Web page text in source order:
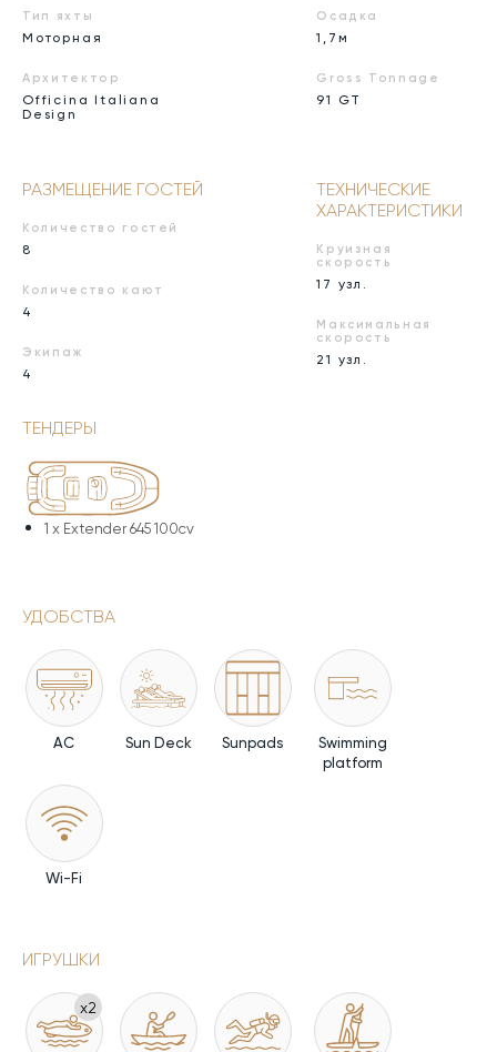
Тип яхты
Моторная
Архитектор
Officina Italiana
Design
Осадка
1,7м
Gross Tonnage
91 GT
РАЗМЕЩЕНИЕ ГОСТЕЙ
Количество гостей
8
Количество кают
4
Экипаж
4
ТЕХНИЧЕСКИЕ
ХАРАКТЕРИСТИКИ
Круизная
скорость
17 узл.
Максимальная
скорость
21 узл.
ТЕНДЕРЫ
1 x Extender 645 100cv
УДОБСТВА
AC Sun Deck Sunpads
Swimming
platform
Wi-Fi
ИГРУШКИ
x2